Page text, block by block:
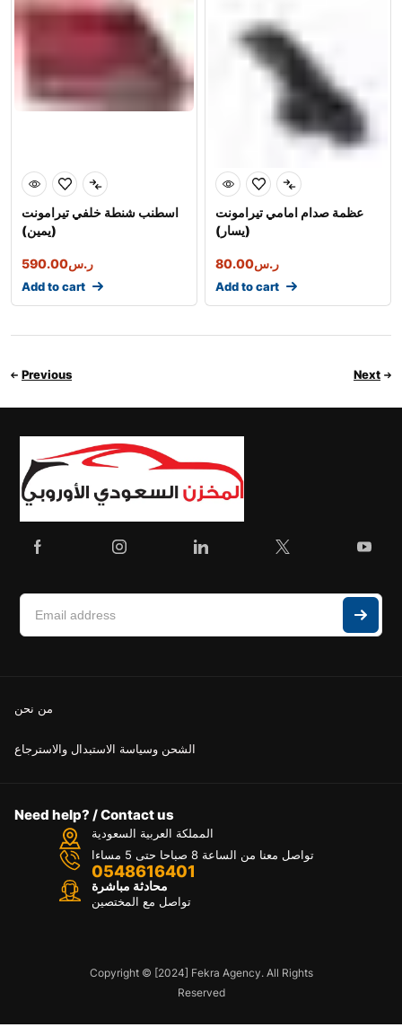
اسطنب شنطة خلفي تيرامونت
(يمين)
ر.س590.00
Add to cart
عظمة صدام امامي تيرامونت
(يسار)
ر.س80.00
Add to cart
Previous Next
من نحن
الشحن وسياسة الاستبدال والاسترجاع
Need help? / Contact us
المملكة العربية السعودية
تواصل معنا من الساعة 8 صباحا حتى 5 مساءا
0548616401
محادثة مباشرة
تواصل مع المختصين
Copyright © [2024] Fekra Agency. All Rights
Reserved